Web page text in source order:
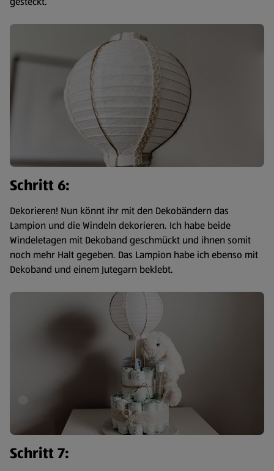
Schritt 6:
Dekorieren! Nun könnt ihr mit den Dekobändern das
Lampion und die Windeln dekorieren. Ich habe beide
Windeletagen mit Dekoband geschmückt und ihnen somit
noch mehr Halt gegeben. Das Lampion habe ich ebenso mit
Dekoband und einem Jutegarn beklebt.
Schritt 7: